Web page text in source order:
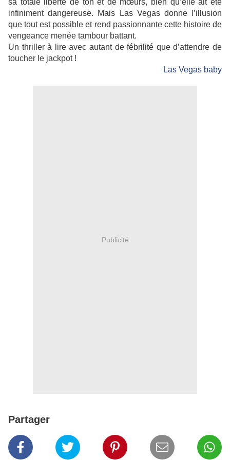
sa totale liberté de ton et de mœurs, bien qu’elle ait été
infiniment dangereuse. Mais Las Vegas donne l’illusion
que tout est possible et rend passionnante cette histoire de
vengeance menée tambour battant.
Un thriller à lire avec autant de fébrilité que d’attendre de
toucher le jackpot !
Las Vegas baby
Publicité
Partager